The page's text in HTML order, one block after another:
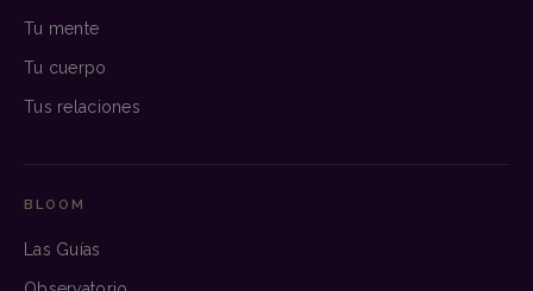
Tu mente
Tu cuerpo
Tus relaciones
BLOOM
Las Guías